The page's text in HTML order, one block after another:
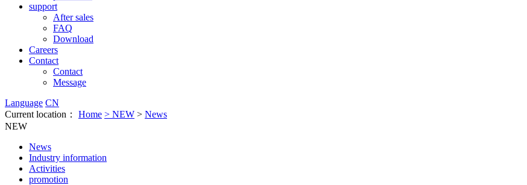
support
After sales
FAQ
Download
Careers
Contact
Contact
Message
Language CN
Current location：
Home > NEW > News
NEW
News
Industry information
Activities
promotion